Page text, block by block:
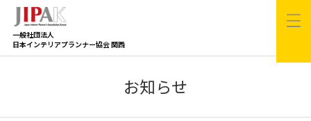
一般社団法人
日本インテリアプランナー協会 関西
お知らせ